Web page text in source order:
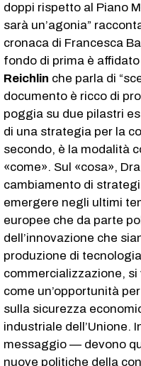
doppi rispetto al Piano
sarà un’agonia”
cronaca di Francesca
fondo di prima è
Reichlin che parla di
documento è ricco di
poggia su due pilastri
di una strategia per la
secondo, è la modalità
«come». Sul «cosa»,
cambiamento di
emergere negli ultimi
europee che da parte
dell’innovazione che
produzione di
commercializzazione,
come un’opportunità
sulla sicurezza
industriale dell’Unione.
messaggio — devono
nuove politiche della